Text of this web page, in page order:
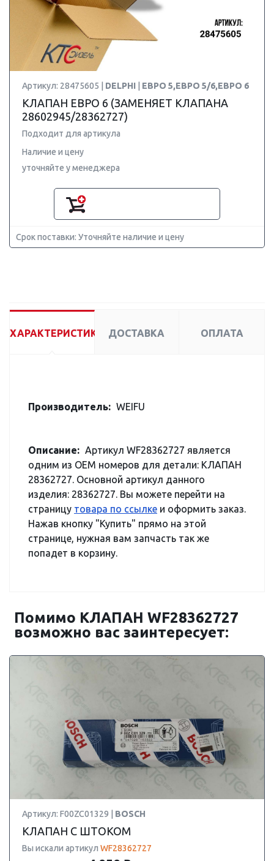
Артикул: 28475605 | DELPHI ЕВРО 5,ЕВРО 5/6,ЕВРО 6
КЛАПАН ЕВРО 6 (ЗАМЕНЯЕТ КЛАПАНА
28602945/28362727)
Подходит для артикула
Наличие и цену
уточняйте у менеджера
Срок поставки: Уточняйте наличие и цену
ХАРАКТЕРИСТИКИ ДОСТАВКА ОПЛАТА
Производитель: WEIFU
Описание: Артикул WF28362727 является
одним из OEM номеров для детали: КЛАПАН
28362727. Основной артикул данного
изделия: 28362727. Вы можете перейти на
страницу товара по ссылке и оформить заказ.
Нажав кнопку "Купить" прямо на этой
странице, нужная вам запчасть так же
попадет в корзину.
Помимо КЛАПАН WF28362727
возможно вас заинтересует:
Артикул: F00ZC01329 | BOSCH
КЛАПАН С ШТОКОМ
Вы искали артикул WF28362727